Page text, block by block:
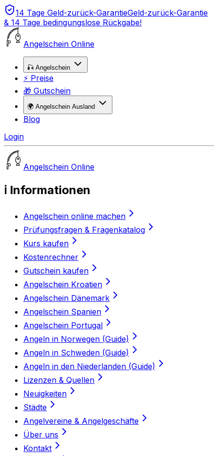
14 Tage Geld-zurück-GarantieGeld-zurück-Garantie
& 14 Tage bedingungslose Rückgabe!
Angelschein Online
🎣 Angelschein
⚡ Preise
🎁 Gutschein
🌍 Angelschein Ausland
Blog
Login
Angelschein Online
ℹ️ Informationen
Angelschein online machen
Prüfungsfragen & Fragenkatalog
Kurs kaufen
Kostenrechner
Gutschein kaufen
Angelschein Kroatien
Angelschein Dänemark
Angelschein Spanien
Angelschein Portugal
Angeln in Norwegen (Guide)
Angeln in Schweden (Guide)
Angeln in den Niederlanden (Guide)
Lizenzen & Quellen
Neuigkeiten
Städte
Angelvereine & Angelgeschäfte
Über uns
Kontakt